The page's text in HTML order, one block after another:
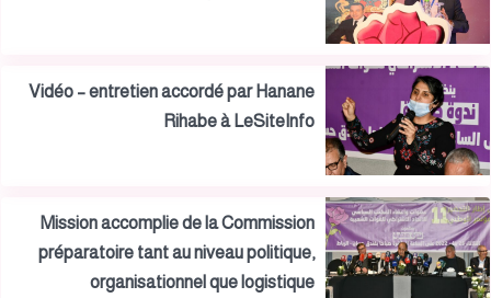
Vidéo – entretien accordé par Hanane
Rihabe à LeSiteInfo
Mission accomplie de la Commission
préparatoire tant au niveau politique,
organisationnel que logistique